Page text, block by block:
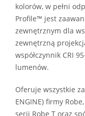
kolorów, w pełni
Profile™ jest
zewnętrznym dla
zewnętrzną
współczynnik CRI
lumenów.
Oferuje wszystkie
ENGINE) firmy
serii Robe T oraz